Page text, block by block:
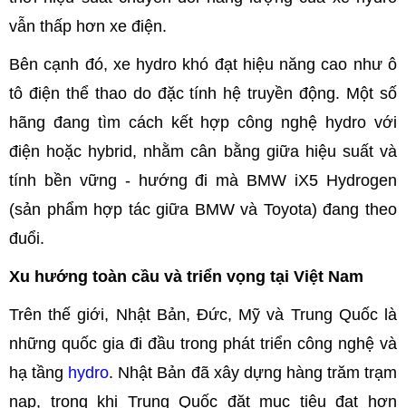
vẫn thấp hơn xe điện.
Bên cạnh đó, xe hydro khó đạt hiệu năng cao như ô
tô điện thể thao do đặc tính hệ truyền động. Một số
hãng đang tìm cách kết hợp công nghệ hydro với
điện hoặc hybrid, nhằm cân bằng giữa hiệu suất và
tính bền vững - hướng đi mà BMW iX5 Hydrogen
(sản phẩm hợp tác giữa BMW và Toyota) đang theo
đuổi.
Xu hướng toàn cầu và triển vọng tại Việt Nam
Trên thế giới, Nhật Bản, Đức, Mỹ và Trung Quốc là
những quốc gia đi đầu trong phát triển công nghệ và
hạ tầng hydro. Nhật Bản đã xây dựng hàng trăm trạm
nạp, trong khi Trung Quốc đặt mục tiêu đạt hơn